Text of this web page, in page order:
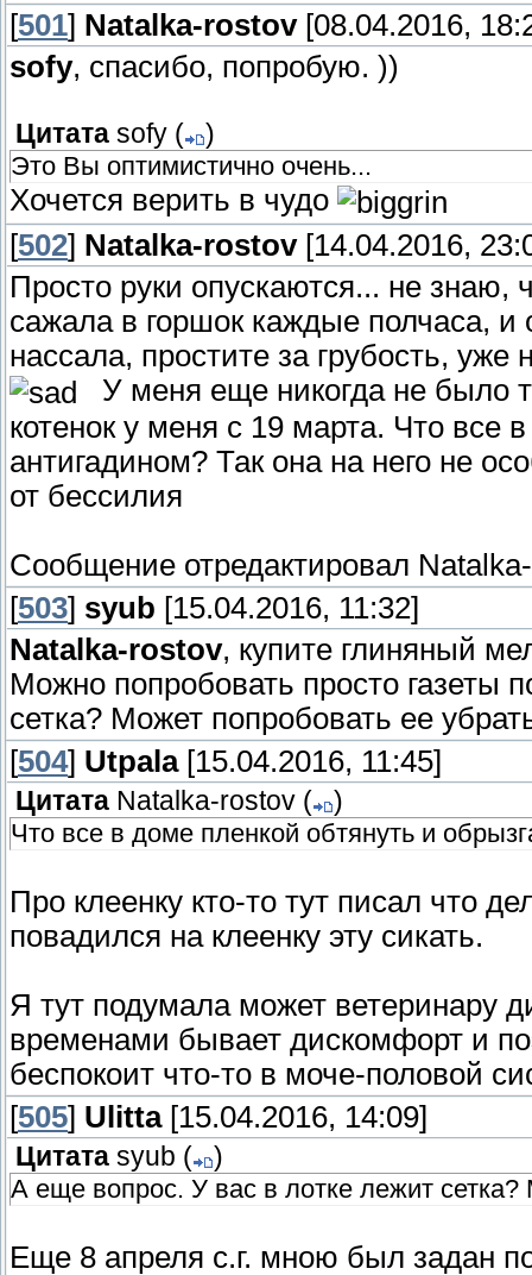
[501] Natalka-rostov[08.04.2016,
sofy, спасибо, попробую. ))
Цитата sofy (
)
Это Вы оптимистично очень...
Хочется верить в чудо
[502] Natalka-rostov[14.04.2016,
Просто руки опускаются... не
сажала в горшок каждые полчаса,
нассала, простите за грубость, уже
У меня еще никогда не было
котенок у меня с 19 марта. Что все
антигадином? Так она на него не
от бессилия
Сообщение отредактировал
[503] syub [15.04.2016, 11:32]
Natalka-rostov, купите глиняный
Можно попробовать просто газеты
сетка? Может попробовать ее
[504] Utpala[15.04.2016, 11:45]
Цитата Natalka-rostov (
)
Что все в доме пленкой обтянуть и
Про клеенку кто-то тут писал что
повадился на клеенку эту сикать.
Я тут подумала может ветеринару
временами бывает дискомфорт и
беспокоит что-то в моче-половой
[505] Ulitta[15.04.2016, 14:09]
Цитата syub (
)
А еще вопрос. У вас в лотке лежит
Еще 8 апреля с.г. мною был задан